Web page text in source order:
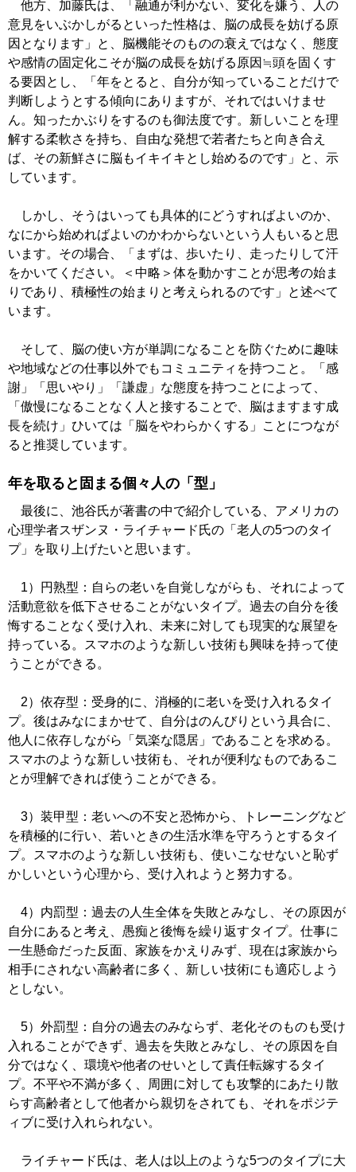
他方、加藤氏は、「融通が利かない、変化を嫌う、人の
意見をいぶかしがるといった性格は、脳の成長を妨げる原
因となります」と、脳機能そのものの衰えではなく、態度
や感情の固定化こそが脳の成長を妨げる原因≒頭を固くす
る要因とし、「年をとると、自分が知っていることだけで
判断しようとする傾向にありますが、それではいけませ
ん。知ったかぶりをするのも御法度です。新しいことを理
解する柔軟さを持ち、自由な発想で若者たちと向き合え
ば、その新鮮さに脳もイキイキとし始めるのです」と、示
しています。
しかし、そうはいっても具体的にどうすればよいのか、
なにから始めればよいのかわからないという人もいると思
います。その場合、「まずは、歩いたり、走ったりして汗
をかいてください。＜中略＞体を動かすことが思考の始ま
りであり、積極性の始まりと考えられるのです」と述べて
います。
そして、脳の使い方が単調になることを防ぐために趣味
や地域などの仕事以外でもコミュニティを持つこと。「感
謝」「思いやり」「謙虚」な態度を持つことによって、
「傲慢になることなく人と接することで、脳はますます成
長を続け」ひいては「脳をやわらかくする」ことにつなが
ると推奨しています。
年を取ると固まる個々人の「型」
最後に、池谷氏が著書の中で紹介している、アメリカの
心理学者スザンヌ・ライチャード氏の「老人の5つのタイ
プ」を取り上げたいと思います。
1）円熟型：自らの老いを自覚しながらも、それによって
活動意欲を低下させることがないタイプ。過去の自分を後
悔することなく受け入れ、未来に対しても現実的な展望を
持っている。スマホのような新しい技術も興味を持って使
うことができる。
2）依存型：受身的に、消極的に老いを受け入れるタイ
プ。後はみなにまかせて、自分はのんびりという具合に、
他人に依存しながら「気楽な隠居」であることを求める。
スマホのような新しい技術も、それが便利なものであるこ
とが理解できれば使うことができる。
3）装甲型：老いへの不安と恐怖から、トレーニングなど
を積極的に行い、若いときの生活水準を守ろうとするタイ
プ。スマホのような新しい技術も、使いこなせないと恥ず
かしいという心理から、受け入れようと努力する。
4）内罰型：過去の人生全体を失敗とみなし、その原因が
自分にあると考え、愚痴と後悔を繰り返すタイプ。仕事に
一生懸命だった反面、家族をかえりみず、現在は家族から
相手にされない高齢者に多く、新しい技術にも適応しよう
としない。
5）外罰型：自分の過去のみならず、老化そのものも受け
入れることができず、過去を失敗とみなし、その原因を自
分ではなく、環境や他者のせいとして責任転嫁するタイ
プ。不平や不満が多く、周囲に対しても攻撃的にあたり散
らす高齢者として他者から親切をされても、それをポジテ
ィブに受け入れられない。
ライチャード氏は、老人は以上のような5つのタイプに大